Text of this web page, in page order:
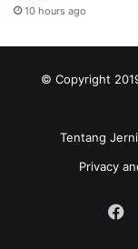
10 hours ago
© Copyright
Tentang
Privacy